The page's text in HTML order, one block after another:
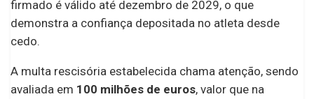
firmado é válido até dezembro de 2029, o que
demonstra a confiança depositada no atleta desde
cedo.
A multa rescisória estabelecida chama atenção, sendo
avaliada em 100 milhões de euros, valor que na